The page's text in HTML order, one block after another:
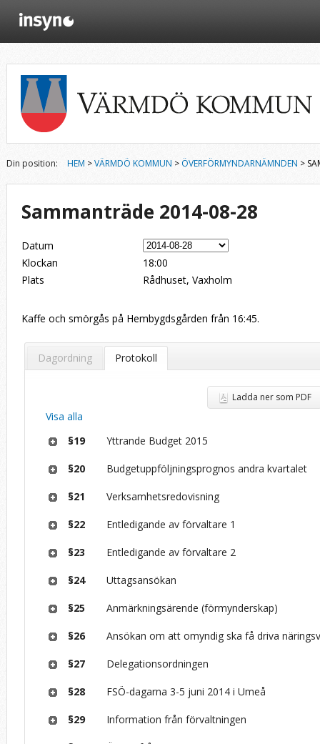
Din position: HEM >VÄRMDÖ KOMMUN > ÖVERFÖRMYNDARNÄMNDEN >
Sammanträde 2014-08-28
Datum
Klockan
18:00
Plats
Rådhuset, Vaxholm
Kaffe och smörgås på Hembygdsgården från 16:45.
Dagordning Protokoll
Ladda ner som PDF
Visa alla
§19
Yttrande Budget 2015
§20 Budgetuppföljningsprognos andra kvartalet
§21 Verksamhetsredovisning
§22 Entledigande av förvaltare 1
§23 Entledigande av förvaltare 2
§24 Uttagsansökan
§25 Anmärkningsärende (förmynderskap)
§26 Ansökan om att omyndig ska få driva
§27 Delegationsordningen
§28 FSÖ-dagarna 3-5 juni 2014 i Umeå
§29 Information från förvaltningen